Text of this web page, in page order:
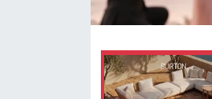
POLİTİKA
RESMİ İLANLAR